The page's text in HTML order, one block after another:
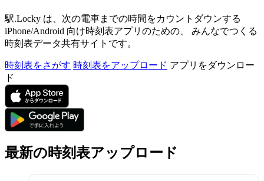
駅.Locky は、次の電車までの時間をカウントダウンする
iPhone/Android 向け時刻表アプリのための、 みんなでつくる
時刻表データ共有サイトです。
時刻表をさがす 時刻表をアップロード アプリをダウンロー
ド
最新の時刻表アップロード